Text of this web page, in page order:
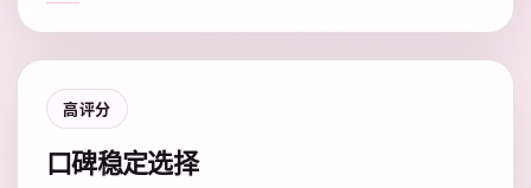
高评分
口碑稳定选择